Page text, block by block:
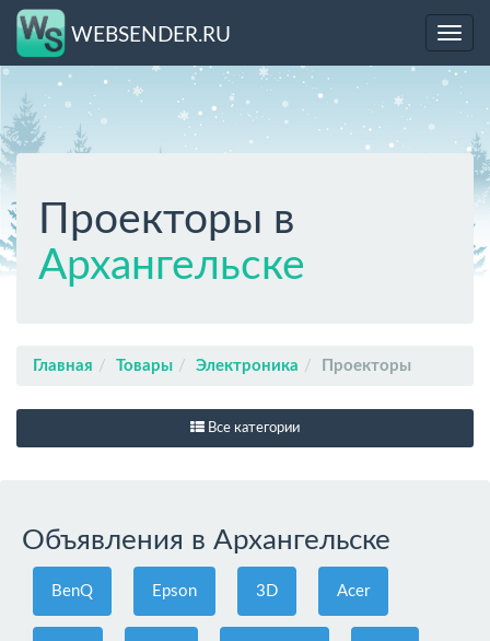
WEBSENDER.RU
Проекторы в
Архангельске
Главная Товары Электроника Проекторы
Все категории
Объявления в Архангельске
BenQ Epson 3D Acer